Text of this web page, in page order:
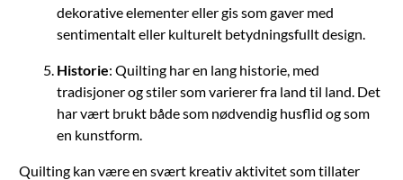
dekorative elementer eller gis som gaver med
sentimentalt eller kulturelt betydningsfullt design.
Historie: Quilting har en lang historie, med
tradisjoner og stiler som varierer fra land til land. Det
har vært brukt både som nødvendig husflid og som
en kunstform.
Quilting kan være en svært kreativ aktivitet som tillater